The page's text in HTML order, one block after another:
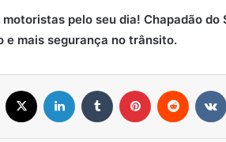
pelo seu dia! Chapadão
e mais segurança no trânsito.
Facebook Linkedin Tumblr Pinterest Reddit